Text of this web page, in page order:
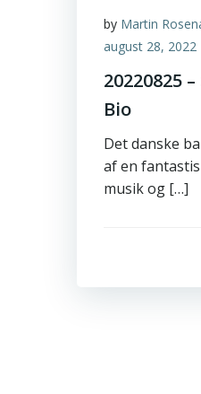
by Martin
august 28, 2022
20220825
Bio
Det danske
af en
musik og […]